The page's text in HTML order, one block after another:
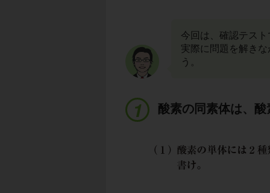
今回は、確認テスト
実際に問題を解き
う。
酸素の同素体は、酸